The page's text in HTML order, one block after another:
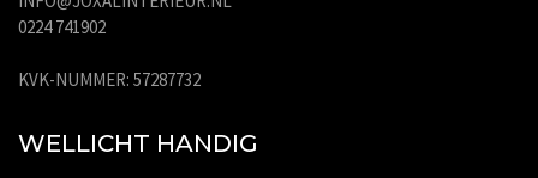
0224 741902
KVK-NUMMER: 57287732
WELLICHT HANDIG